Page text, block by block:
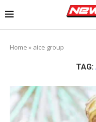
Home » aice group
TAG: